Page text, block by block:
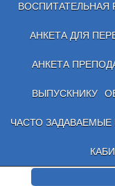
ВОСПИТАТЕЛЬНАЯ
АНКЕТА ДЛЯ
АНКЕТА
ВЫПУСКНИКУ
ЧАСТО